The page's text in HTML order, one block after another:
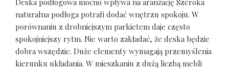
Deska podłogowa mocno wpływa na aranżację Szeroka
naturalna podłoga potrafi dodać wnętrzu spokoju. W
porównaniu z drobniejszym parkietem daje często
spokojniejszy rytm. Nie warto zakładać, że deska będzie
dobra wszędzie. Duże elementy wymagają przemyślenia
kierunku układania. W mieszkaniu z dużą liczbą mebli